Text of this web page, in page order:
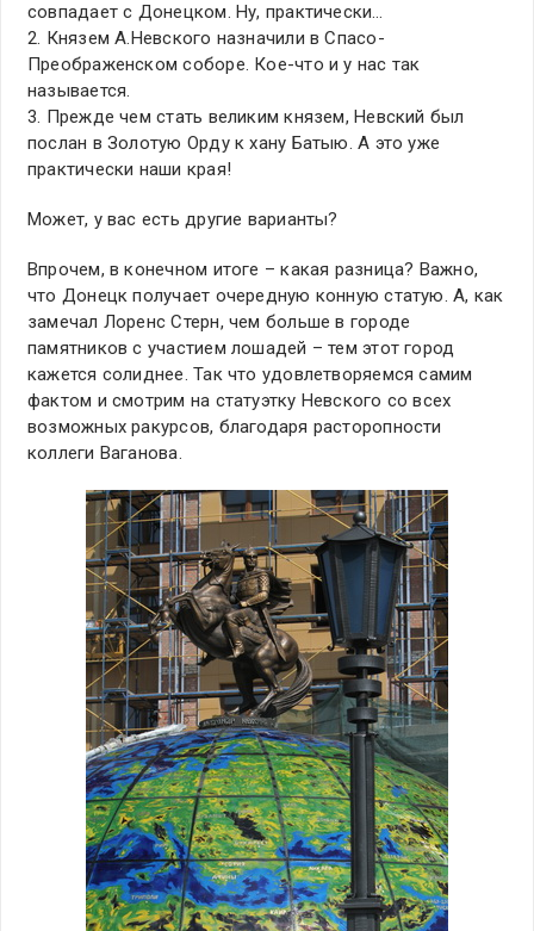
совпадает с Донецком. Ну, практически…
2. Князем А.Невского назначили в Спасо-
Преображенском соборе. Кое-что и у нас так
называется.
3. Прежде чем стать великим князем, Невский был
послан в Золотую Орду к хану Батыю. А это уже
практически наши края!
Может, у вас есть другие варианты?
Впрочем, в конечном итоге – какая разница? Важно,
что Донецк получает очередную конную статую. А, как
замечал Лоренс Стерн, чем больше в городе
памятников с участием лошадей – тем этот город
кажется солиднее. Так что удовлетворяемся самим
фактом и смотрим на статуэтку Невского со всех
возможных ракурсов, благодаря расторопности
коллеги Ваганова.